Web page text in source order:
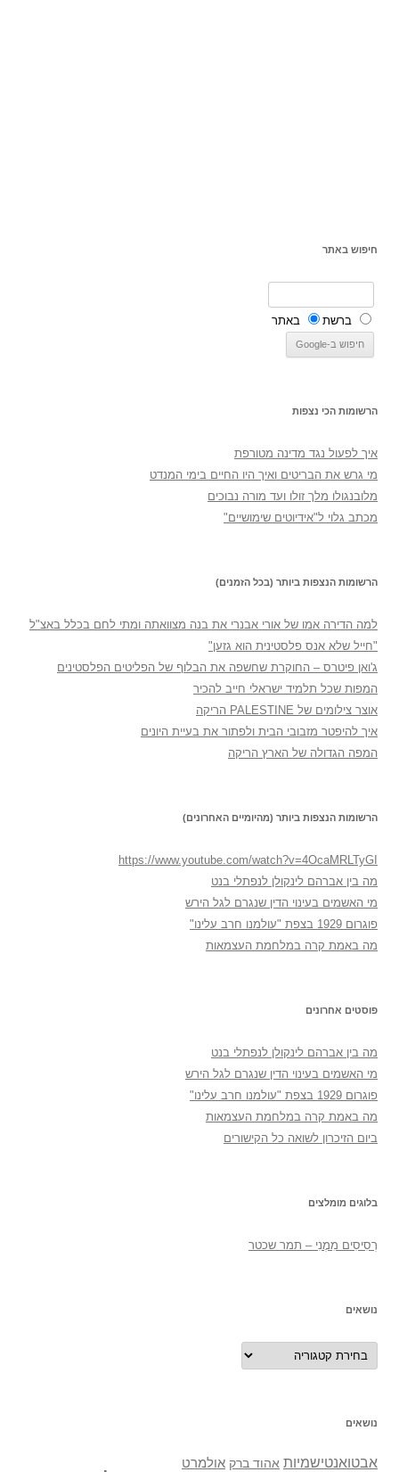
חיפוש באתר
ברשת באתר
הרשומות הכי נצפות
איך לפעול נגד מדינה מטורפת
מי גרש את הבריטים ואיך היו החיים בימי המנדט
מלובנגולו מלך זולו ועד מורה נבוכים
מכתב גלוי ל"אידיוטים שימושיים"
הרשומות הנצפות ביותר (בכל הזמנים)
למה הדירה אמו של אורי אבנרי את בנה מצוואתה ומתי לחם בכלל באצ"ל
"חייל שלא אנס פלסטינית הוא גזען"
ג'ואן פיטרס – החוקרת שחשפה את הבלוף של הפליטים הפלסטינים
המפות שכל תלמיד ישראלי חייב להכיר
אוצר צילומים של PALESTINE הריקה
איך להיפטר מזבובי הבית ולפתור את בעיית היונים
המפה הגדולה של הארץ הריקה
הרשומות הנצפות ביותר (מהיומיים האחרונים)
https://www.youtube.com/watch?v=4OcaMRLTyGI
מה בין אברהם לינקולן לנפתלי בנט
מי האשמים בעינוי הדין שנגרם לגל הירש
פוגרום 1929 בצפת "עולמנו חרב עלינו"
מה באמת קרה במלחמת העצמאות
פוסטים אחרונים
מה בין אברהם לינקולן לנפתלי בנט
מי האשמים בעינוי הדין שנגרם לגל הירש
פוגרום 1929 בצפת "עולמנו חרב עלינו"
מה באמת קרה במלחמת העצמאות
ביום הזיכרון לשואה כל הקישורים
בלוגים מומלצים
רְסִיסִים מִמֶנִי – תמר שכטר
נושאים
נושאים
נושאים
אבטואנטישמיות אהוד ברק אולמרט